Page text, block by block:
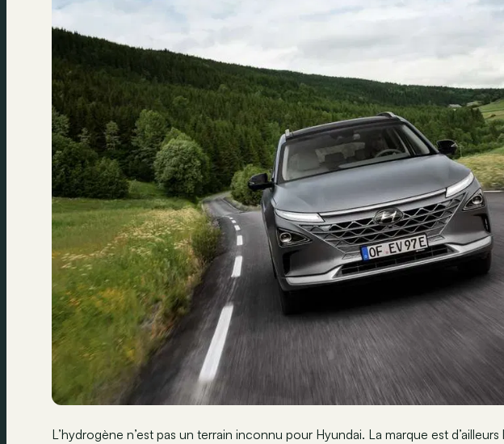
L’hydrogène n’est pas un terrain inconnu pour Hyundai. La marque est d’ailleurs